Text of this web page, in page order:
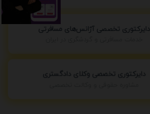
دایرکتوری تخصصی آژانس‌های مسافرتی
دایرکتوری تخصصی وکلای دادگستری